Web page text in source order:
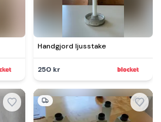
Handgjord ljusstake
250 kr